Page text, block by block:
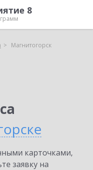
8
Магнитогорск
карточками,
заявку на